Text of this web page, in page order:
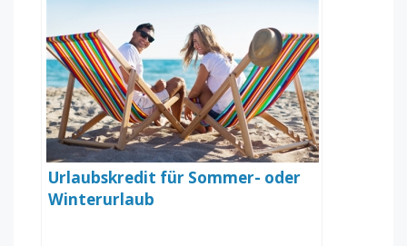
Urlaubskredit für Sommer- oder
Winterurlaub